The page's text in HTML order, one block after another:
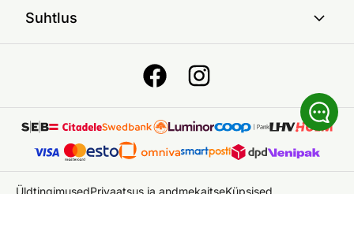
Suhtlus
ÜldtingimusedPrivaatsus ja andmekaitseKüpsised